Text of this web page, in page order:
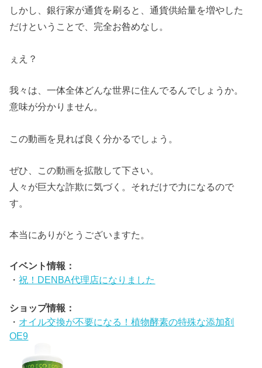
しかし、銀行家が通貨を刷ると、通貨供給量を増やした
だけということで、完全お咎めなし。
ぇえ？
我々は、一体全体どんな世界に住んでるんでしょうか。
意味が分かりません。
この動画を見れば良く分かるでしょう。
ぜひ、この動画を拡散して下さい。
人々が巨大な詐欺に気づく。それだけで力になるので
す。
本当にありがとうございますた。
イベント情報：
・祝！DENBA代理店になりました
ショップ情報：
・ オイル交換が不要になる！植物酵素の特殊な添加剤
OE9